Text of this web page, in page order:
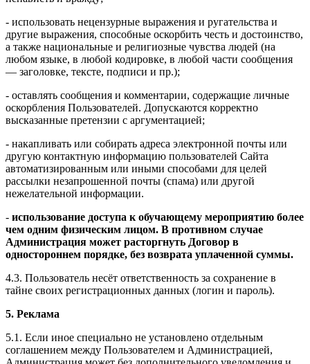
- использовать нецензурные выражения и ругательства и
другие выражения, способные оскорбить честь и достоинство,
а также национальные и религиозные чувства людей (на
любом языке, в любой кодировке, в любой части сообщения
— заголовке, тексте, подписи и пр.);
- оставлять сообщения и комментарии, содержащие личные
оскорбления Пользователей. Допускаются корректно
высказанные претензии с аргументацией;
- накапливать или собирать адреса электронной почты или
другую контактную информацию пользователей Сайта
автоматизированным или иными способами для целей
рассылки незапрошенной почты (спама) или другой
нежелательной информации.
- использование доступа к обучающему мероприятию более
чем одним физическим лицом. В противном случае
Администрация может расторгнуть Договор в
одностороннем порядке, без возврата уплаченной суммы.
4.3. Пользователь несёт ответственность за сохранение в
тайне своих регистрационных данных (логин и пароль).
5. Реклама
5.1. Если иное специально не установлено отдельным
соглашением между Пользователем и Администрацией,